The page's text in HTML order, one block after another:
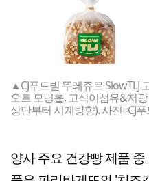
▲CJ푸드빌 뚜레쥬르 SlowTLJ
오트 모닝롤, 고식이섬유&저
상단부터 시계방향). 사진=CJ
양사 주요 건강빵 제품